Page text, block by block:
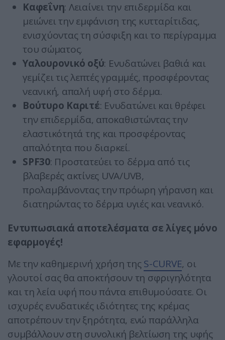
Καφεΐνη: Λειαίνει την επιδερμίδα και
μειώνει την εμφάνιση της κυτταρίτιδας,
ενισχύοντας τη σύσφιξη και το περίγραμμα
του σώματος.
Υαλουρονικό οξύ: Ενυδατώνει βαθιά και
γεμίζει τις λεπτές γραμμές, προσφέροντας
νεανική, απαλή υφή στο δέρμα.
Βούτυρο Καριτέ: Ενυδατώνει και θρέφει
την επιδερμίδα, αποκαθιστώντας την
ελαστικότητά της και προσφέροντας
απαλότητα που διαρκεί.
SPF30: Προστατεύει το δέρμα από τις
βλαβερές ακτίνες UVA/UVB,
προλαμβάνοντας την πρόωρη γήρανση και
διατηρώντας το δέρμα υγιές και νεανικό.
Εντυπωσιακά αποτελέσματα σε λίγες μόνο
εφαρμογές!
Με την καθημερινή χρήση της S-CURVE, οι
γλουτοί σας θα αποκτήσουν τη σφριγηλότητα
και τη λεία υφή που πάντα επιθυμούσατε. Οι
ισχυρές ενυδατικές ιδιότητες της κρέμας
αποτρέπουν την ξηρότητα, ενώ παράλληλα
συμβάλλουν στη συνολική βελτίωση της υφής